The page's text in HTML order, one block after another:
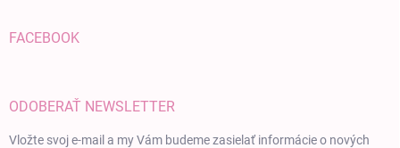
FACEBOOK
ODOBERAŤ NEWSLETTER
Vložte svoj e-mail a my Vám budeme zasielať informácie o nových